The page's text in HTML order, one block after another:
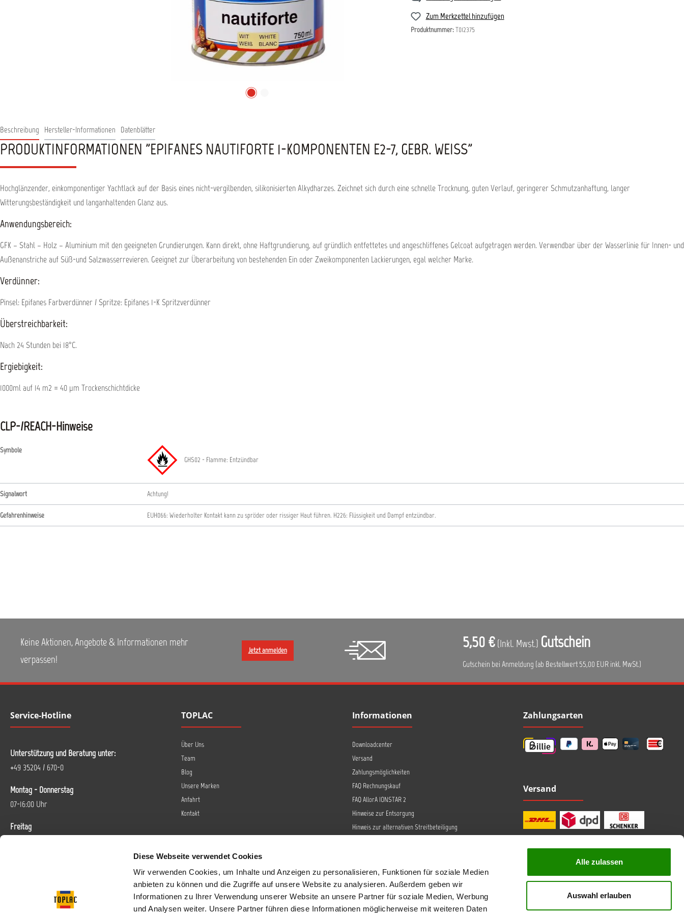
Diese Webseite verwendet Cookies
Wir verwenden Cookies, um Inhalte und Anzeigen zu personalisieren, Funktionen für soziale Medien
anbieten zu können und die Zugriffe auf unsere Website zu analysieren. Außerdem geben wir
Informationen zu Ihrer Verwendung unserer Website an unsere Partner für soziale Medien, Werbung
und Analysen weiter. Unsere Partner führen diese Informationen möglicherweise mit weiteren Daten
Alle zulassen
Auswahl erlauben
Zum Merkzettel hinzufügen
Produktnummer:T012375
Beschreibung Hersteller-Informationen Datenblätter
PRODUKTINFORMATIONEN "EPIFANES NAUTIFORTE 1-KOMPONENTEN E2-7, GEBR. WEISS"
Hochglänzender, einkomponentiger Yachtlack auf der Basis eines nicht-vergilbenden, silikonisierten Alkydharzes. Zeichnet sich durch eine schnelle Trocknung, guten Verlauf, geringerer Schmutzanhaftung, langer
Witterungsbeständigkeit und langanhaltenden Glanz aus.
Anwendungsbereich:
GFK – Stahl – Holz – Aluminium mit den geeigneten Grundierungen. Kann direkt, ohne Haftgrundierung, auf gründlich entfettetes und angeschliffenes Gelcoat aufgetragen werden. Verwendbar über der Wasserlinie für Innen- und
Außenanstriche auf Süß-und Salzwasserrevieren. Geeignet zur Überarbeitung von bestehenden Ein oder Zweikomponenten Lackierungen, egal welcher Marke.
Verdünner:
Pinsel: Epifanes Farbverdünner / Spritze: Epifanes 1-K Spritzverdünner
Überstreichbarkeit:
Nach 24 Stunden bei 18°C.
Ergiebigkeit:
1000ml auf 14 m2 = 40 µm Trockenschichtdicke
CLP-/REACH-Hinweise
Symbole
GHS02 - Flamme: Entzündbar
Signalwort Achtung!
Gefahrenhinweise EUH066: Wiederholter Kontakt kann zu spröder oder rissiger Haut führen. H226: Flüssigkeit und Dampf entzündbar.
Keine Aktionen, Angebote & Informationen mehr
verpassen!
Jetzt anmelden 5,50 € (Inkl. Mwst.) Gutschein
Gutschein bei Anmeldung (ab Bestellwert 55,00 EUR inkl. MwSt.)
Service-Hotline
Unterstützung und Beratung unter:
+49 35204 / 670-0
Montag - Donnerstag
07-16:00 Uhr
Freitag
Vertrag widerrufen
TOPLAC
Über Uns
Team
Blog
Unsere Marken
Anfahrt
Kontakt
Informationen
Downloadcenter
Versand
Zahlungsmöglichkeiten
FAQ Rechnungskauf
FAQ AllorA IONSTAR 2
Hinweise zur Entsorgung
Hinweis zur alternativen Streitbeteiligung
Barrierefreiheit
Datenschutz
AGB
Impressum
Zahlungsarten
Versand
professionelle Beratung
Top Marken
sichere Bezahlung